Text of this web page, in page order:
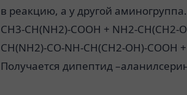
в реакцию, а у другой аминогруппа.
CH3-CH(NH2)-COOH + NH2-
CH(NH2)-CO-NH-CH(CH2-OH)-COOH
Получается дипептид